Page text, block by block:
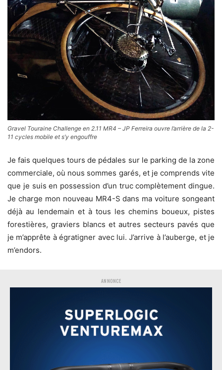
Gravel Touraine Challenge en 2.11 MR4 – JP Ferreira ouvre l’arrière de la 2-
11 cycles mobile et s’y engouffre
Je fais quelques tours de pédales sur le parking de la zone
commerciale, où nous sommes garés, et je comprends vite
que je suis en possession d’un truc complètement dingue.
Je charge mon nouveau MR4-S dans ma voiture songeant
déjà au lendemain et à tous les chemins boueux, pistes
forestières, graviers blancs et autres secteurs pavés que
je m’apprête à égratigner avec lui. J’arrive à l’auberge, et je
m’endors.
ANNONCE